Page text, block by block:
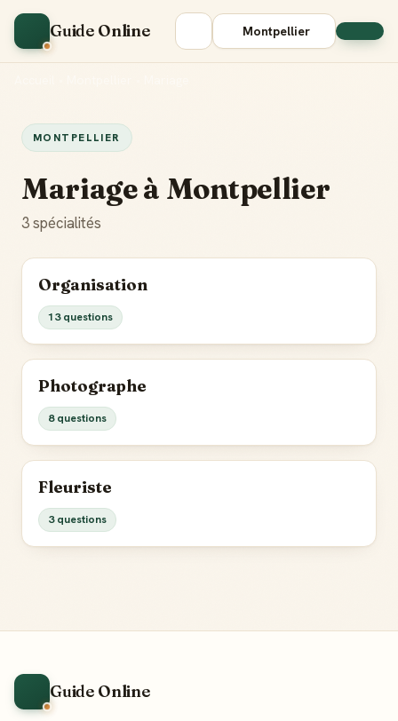
Guide Online Montpellier
MONTPELLIER
Mariage à Montpellier
3 spécialités
Organisation
13 questions
Photographe
8 questions
Fleuriste
3 questions
Guide Online